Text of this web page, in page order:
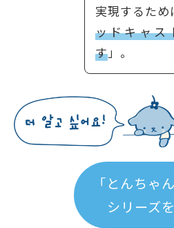
実現するため
ッドキャス
す」。
「とんちゃ
シリーズ